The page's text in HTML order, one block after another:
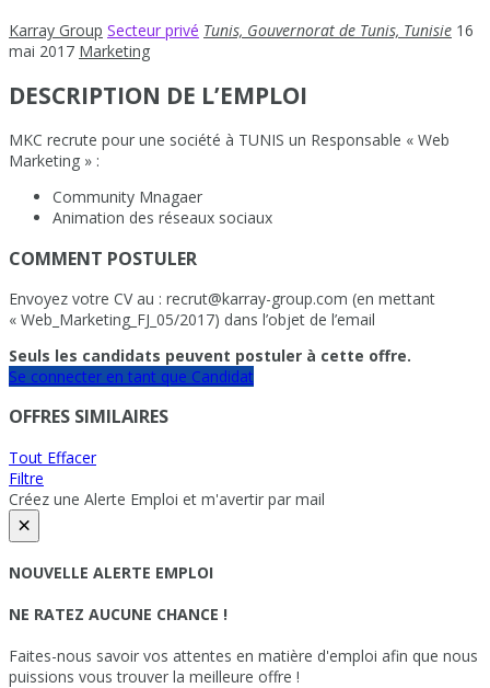
Karray Group Secteur privé Tunis, Gouvernorat de Tunis, Tunisie 16
mai 2017 Marketing
DESCRIPTION DE L’EMPLOI
MKC recrute pour une société à TUNIS un Responsable « Web
Marketing » :
Community Mnagaer
Animation des réseaux sociaux
COMMENT POSTULER
Envoyez votre CV au : recrut@karray-group.com (en mettant
« Web_Marketing_FJ_05/2017) dans l’objet de l’email
Seuls les candidats peuvent postuler à cette offre.
Se connecter en tant que Candidat
OFFRES SIMILAIRES
Tout Effacer
Filtre
Créez une Alerte Emploi et m'avertir par mail
×
NOUVELLE ALERTE EMPLOI
NE RATEZ AUCUNE CHANCE !
Faites-nous savoir vos attentes en matière d'emploi afin que nous
puissions vous trouver la meilleure offre !